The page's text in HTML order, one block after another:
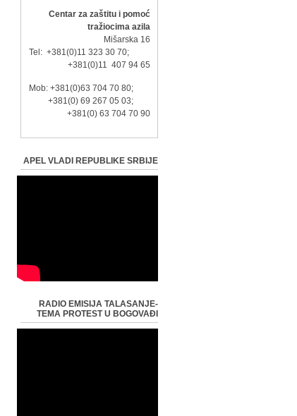
Centar za zaštitu i pomoć
tražiocima azila
Mišarska 16
Tel: +381(0)11 323 30 70;
+381(0)11 407 94 65
Mob: +381(0)63 704 70 80;
+381(0) 69 267 05 03;
+381(0) 63 704 70 90
APEL VLADI REPUBLIKE SRBIJE
RADIO EMISIJA TALASANJE-
TEMA PROTEST U BOGOVAĐI